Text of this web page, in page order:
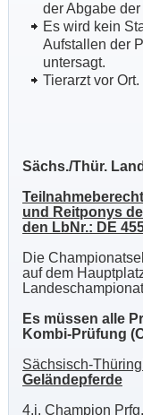
der Abgabe
Es wird kein
Aufstallen der
untersagt.
Tierarzt vor
Sächs./Thür.
und Reitponys
den LbNr.: DE
Die
auf dem
Es müssen alle
Kombi-Prüfung
Sächsisch-
Geländepferde
4.j. Champion